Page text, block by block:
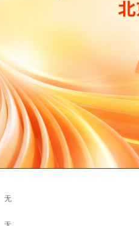
无